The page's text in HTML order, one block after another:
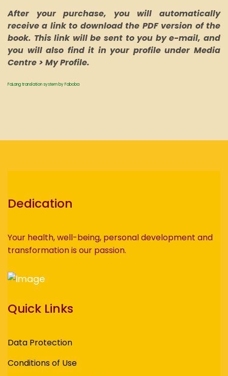
After your purchase, you will automatically
receive a link to download the PDF version of the
book. This link will be sent to you by e-mail, and
you will also find it in your profile under Media
Centre > My Profile.
FaLang translation system by Faboba
Dedication
Your health, well-being, personal development and
transformation is our passion.
Quick Links
Data Protection
Conditions of Use